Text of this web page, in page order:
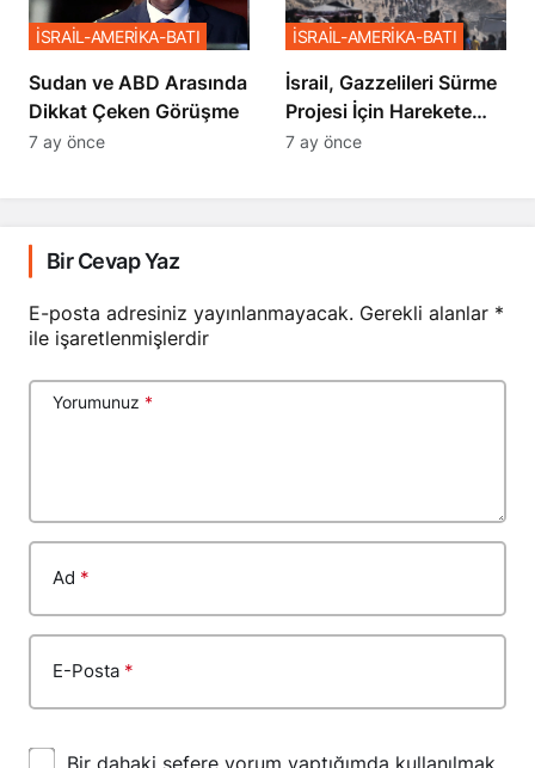
Sudan ve ABD Arasında
Dikkat Çeken Görüşme
İSRAİL-AMERİKA-BATI
7 ay önce
İsrail, Gazzelileri Sürme
Projesi İçin Harekete
Geçti
İSRAİL-AMERİKA-BATI
7 ay önce
Bir Cevap Yaz
E-posta adresiniz yayınlanmayacak. Gerekli alanlar *
ile işaretlenmişlerdir
Yorumunuz *
Ad *
E-Posta *